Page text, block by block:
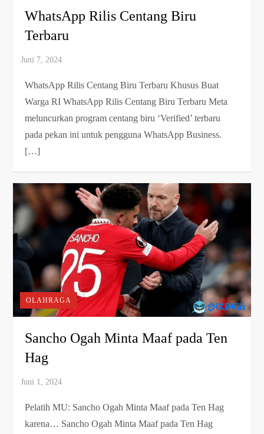
WhatsApp Rilis Centang Biru
Terbaru
WhatsApp Rilis Centang Biru Terbaru Khusus Buat
Warga RI WhatsApp Rilis Centang Biru Terbaru Meta
meluncurkan program centang biru ‘Verified’ terbaru
pada pekan ini untuk pengguna WhatsApp Business.
[…]
OLAHRAGA
Sancho Ogah Minta Maaf pada Ten
Hag
Pelatih MU: Sancho Ogah Minta Maaf pada Ten Hag
karena… Sancho Ogah Minta Maaf pada Ten Hag